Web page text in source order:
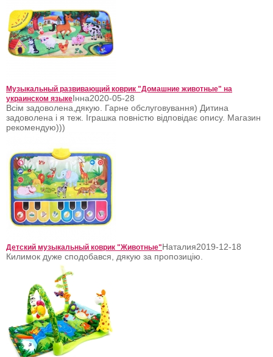
Музыкальный развивающий коврик "Домашние животные" на
украинском языкеІнна2020-05-28
Всім задоволена,дякую. Гарне обслуговування) Дитина
задоволена і я теж. Іграшка повністю відповідає опису. Магазин
рекомендую)))
Детский музыкальный коврик "Животные"Наталия2019-12-18
Килимок дуже сподобався, дякую за пропозицію.